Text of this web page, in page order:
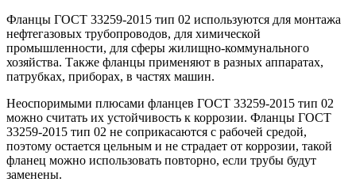
Фланцы ГОСТ 33259-2015 тип 02 используются для монтажа
нефтегазовых трубопроводов, для химической
промышленности, для сферы жилищно-коммунального
хозяйства. Также фланцы применяют в разных аппаратах,
патрубках, приборах, в частях машин.
Неоспоримыми плюсами фланцев ГОСТ 33259-2015 тип 02
можно считать их устойчивость к коррозии. Фланцы ГОСТ
33259-2015 тип 02 не соприкасаются с рабочей средой,
поэтому остается цельным и не страдает от коррозии, такой
фланец можно использовать повторно, если трубы будут
заменены.